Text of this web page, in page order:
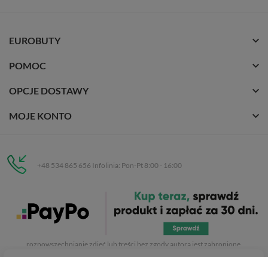
EUROBUTY
POMOC
OPCJE DOSTAWY
MOJE KONTO
+48 534 865 656 Infolinia: Pon-Pt 8:00 - 16:00
C.H. Respan, Rejtana 53a/250
35-326 Rzeszów
. Kopiowanie, przetwarzanie,
rozpowszechnianie zdjęć lub treści bez zgody autora jest zabronione.